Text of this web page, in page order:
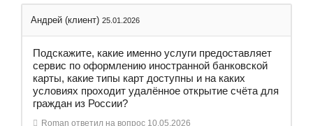
Андрей (клиент) 25.01.2026
Подскажите, какие именно услуги предоставляет
сервис по оформлению иностранной банковской
карты, какие типы карт доступны и на каких
условиях проходит удалённое открытие счёта для
граждан из России?
Roman ответил на вопрос 10.05.2026